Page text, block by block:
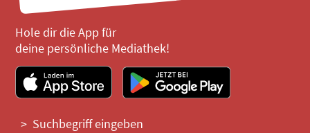
Hole dir die App für
deine persönliche Mediathek!
Suchbegriff eingeben